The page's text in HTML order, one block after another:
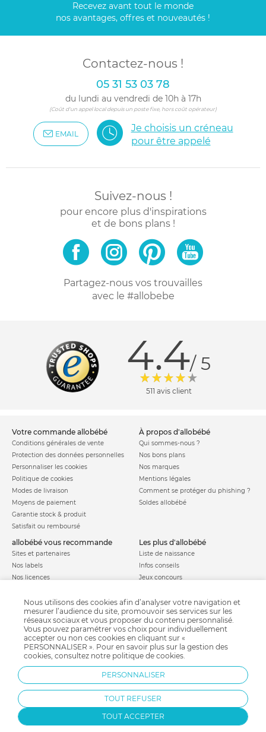
Recevez avant tout le monde
nos avantages, offres et nouveautés !
Contactez-nous !
05 31 53 03 78
du lundi au vendredi de 10h à 17h
(Coût d'un appel local depuis un poste fixe, hors coût opérateur)
EMAIL
Je choisis un créneau
pour être appelé
Suivez-nous !
pour encore plus d'inspirations
et de bons plans !
Partagez-nous vos trouvailles
avec le #allobebe
4.4/ 5
511 avis client
votre commande allobébé
Conditions générales de vente
Protection des données personnelles
Personnaliser les cookies
Politique de cookies
Modes de livraison
Moyens de paiement
Garantie stock & produit
Satisfait ou remboursé
à propos d'allobébé
Qui sommes-nous ?
Nos bons plans
Nos marques
Mentions légales
Comment se protéger du phishing ?
Soldes allobébé
allobébé vous recommande
Sites et partenaires
Nos labels
Nos licences
les plus d'allobébé
Liste de naissance
Infos conseils
Jeux concours
Parrainage
Paiement sécurisé
Charte qualité
Protection par reCAPTCHA
Nous utilisons des cookies afin d’analyser votre navigation et
mesurer l’audience du site, promouvoir ses services sur les
réseaux sociaux et vous proposer du contenu personnalisé.
Vous pouvez paramétrer vos choix pour individuellement
accepter ou non ces cookies en cliquant sur «
PERSONNALISER ». Pour en savoir plus sur la gestion des
cookies, consultez notre politique de cookies.
PERSONNALISER
TOUT REFUSER
TOUT ACCEPTER